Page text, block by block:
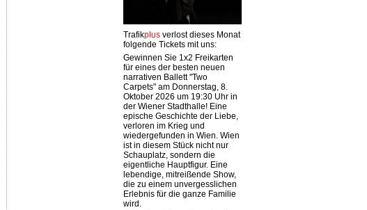
Trafikplusverlost dieses Monat
folgende Tickets mit uns:
Gewinnen Sie 1x2 Freikarten
für eines der besten neuen
narrativen Ballett "Two
Carpets" am Donnerstag, 8.
Oktober 2026 um 19:30 Uhr in
der Wiener Stadthalle! Eine
epische Geschichte der Liebe,
verloren im Krieg und
wiedergefunden in Wien. Wien
ist in diesem Stück nicht nur
Schauplatz, sondern die
eigentliche Hauptfigur. Eine
lebendige, mitreißende Show,
die zu einem unvergesslichen
Erlebnis für die ganze Familie
wird.